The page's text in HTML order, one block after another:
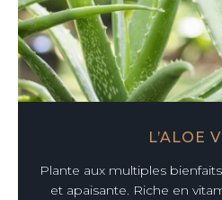
L’ALOE
Plante aux multiples
et apaisante. Riche en